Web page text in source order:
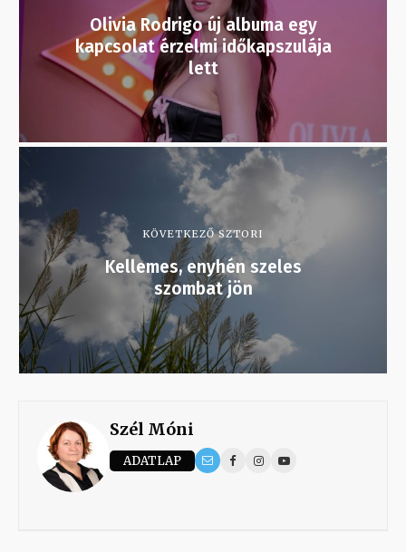
Olivia Rodrigo új albuma egy
kapcsolat érzelmi időkapszulája
lett
KÖVETKEZŐ SZTORI
Kellemes, enyhén szeles
szombat jön
Szél Móni
ADATLAP